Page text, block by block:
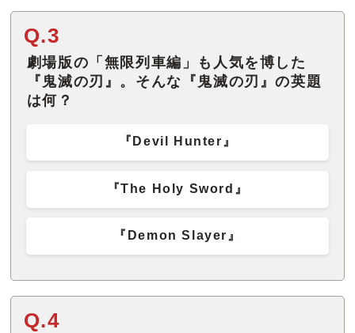
Q.3
劇場版の「無限列車編」も人気を博した
『鬼滅の刃』。そんな『鬼滅の刃』の英題
は何？
『Devil Hunter』
『The Holy Sword』
『Demon Slayer』
Q.4